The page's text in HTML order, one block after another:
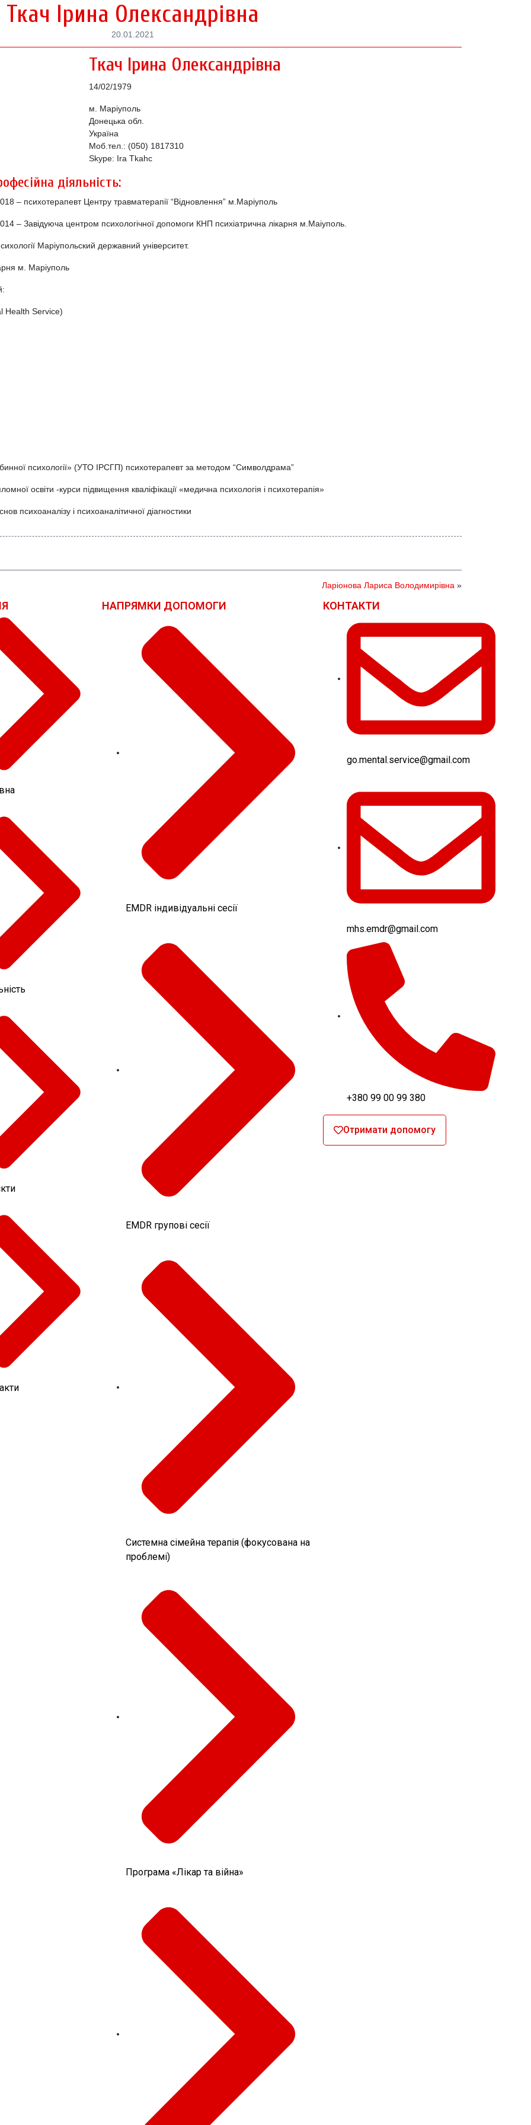
Ткач Ірина Олександрівна
20.01.2021
Ткач Ірина Олександрівна
14/02/1979
м. Маріуполь
Донецька обл.
Україна
Моб.тел.: (050) 1817310
Skype: Ira Tkahc
діяльність:
– психотерапевт Центру травматерапії “Відновлення” м.Маріуполь
– Завідуюча центром психологічної допомоги КНП психіатрична лікарня м.Маіуполь.
Маріупольский державний університет.
м. Маріуполь
Health Service)
психології» (УТО ІРСГП) психотерапевт за методом “Символдрама”
освіти -курси підвищення кваліфікації «медична психологія і психотерапія»
психоаналізу і психоаналітичної діагностики
Ларіонова Лариса Володимирівна »
НАПРЯМКИ ДОПОМОГИ
EMDR індивідуальні сесії
EMDR групові сесії
Системна сімейна терапія (фокусована на
проблемі)
Програма «Лікар та війна»
КОНТАКТИ
go.mental.service@gmail.com
mhs.emdr@gmail.com
+380 99 00 99 380
Отримати допомогу